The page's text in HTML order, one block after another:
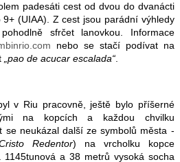
padesáti cest od dvou do dvanácti
(UIAA). Z cest jsou parádní výhledy
sfrčet lanovkou. Informace
nebo se stačí podívat na
„pao de acucar escalada“.
v Riu pracovně, ještě bylo příšerné
na kopcích a každou chvilku
se neukázal další ze symbolů města -
Redentor) na vrcholku kopce
1145tunová a 38 metrů vysoká socha